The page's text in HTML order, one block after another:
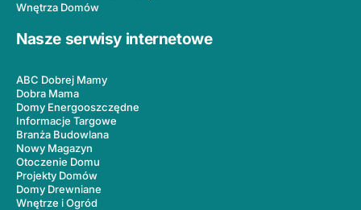
Wnętrza Domów
Nasze serwisy internetowe
ABC Dobrej Mamy
Dobra Mama
Domy Energooszczędne
Informacje Targowe
Branża Budowlana
Nowy Magazyn
Otoczenie Domu
Projekty Domów
Domy Drewniane
Wnętrze i Ogród